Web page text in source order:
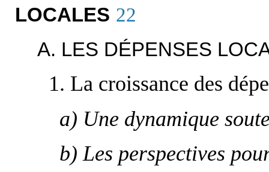
LOCALES 22
A. LES DÉPENSES
1. La croissance des
a) Une dynamique
b) Les perspectives